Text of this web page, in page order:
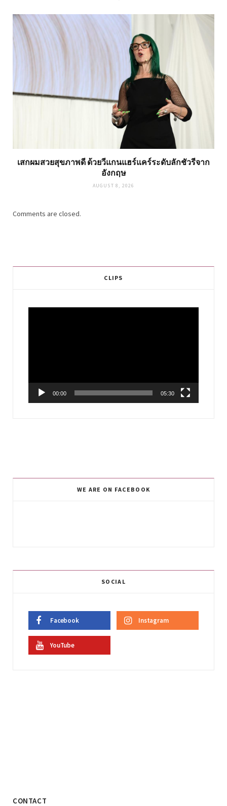
เสกผมสวยสุขภาพดี ด้วยวีแกนแฮร์แคร์ระดับลักชัวรีจาก
อังกฤษ
AUGUST 8, 2026
Comments are closed.
CLIPS
00:00 05:30
WE ARE ON FACEBOOK
SOCIAL
Facebook Instagram
YouTube
CONTACT